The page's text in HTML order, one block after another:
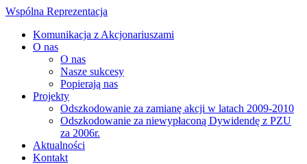
Wspólna Reprezentacja
Komunikacja z Akcjonariuszami
O nas
O nas
Nasze sukcesy
Popierają nas
Projekty
Odszkodowanie za zamianę akcji w latach 2009-2010
Odszkodowanie za niewypłaconą Dywidendę z PZU
za 2006r.
Aktualności
Kontakt